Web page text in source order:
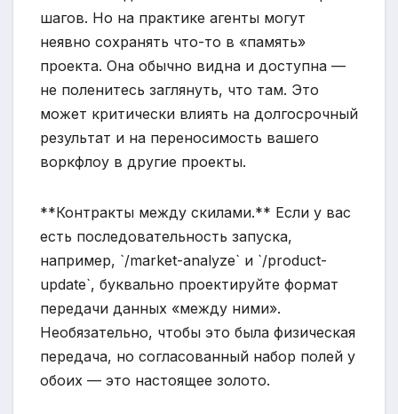
шагов. Но на практике агенты могут
неявно сохранять что-то в «память»
проекта. Она обычно видна и доступна —
не поленитесь заглянуть, что там. Это
может критически влиять на долгосрочный
результат и на переносимость вашего
воркфлоу в другие проекты.
**Контракты между скилами.** Если у вас
есть последовательность запуска,
например, `/market-analyze` и `/product-
update`, буквально проектируйте формат
передачи данных «между ними».
Необязательно, чтобы это была физическая
передача, но согласованный набор полей у
обоих — это настоящее золото.